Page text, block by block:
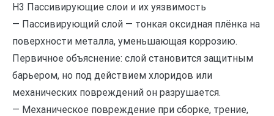
H3 Пассивирующие слои и их уязвимость
— Пассивирующий слой — тонкая оксидная плёнка на
поверхности металла, уменьшающая коррозию.
Первичное объяснение: слой становится защитным
барьером, но под действием хлоридов или
механических повреждений он разрушается.
— Механическое повреждение при сборке, трение,